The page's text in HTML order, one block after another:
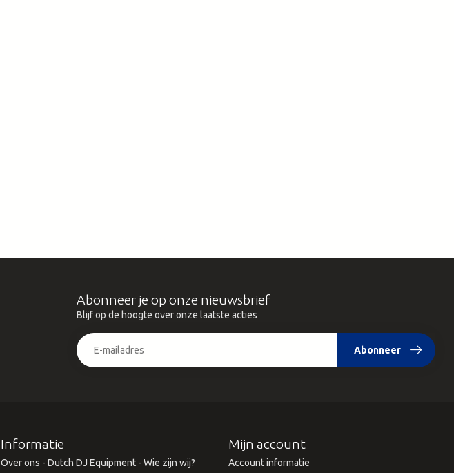
Abonneer je op onze nieuwsbrief
Blijf op de hoogte over onze laatste acties
Abonneer
Informatie
Over ons - Dutch DJ Equipment - Wie zijn wij?
Mijn account
Account informatie